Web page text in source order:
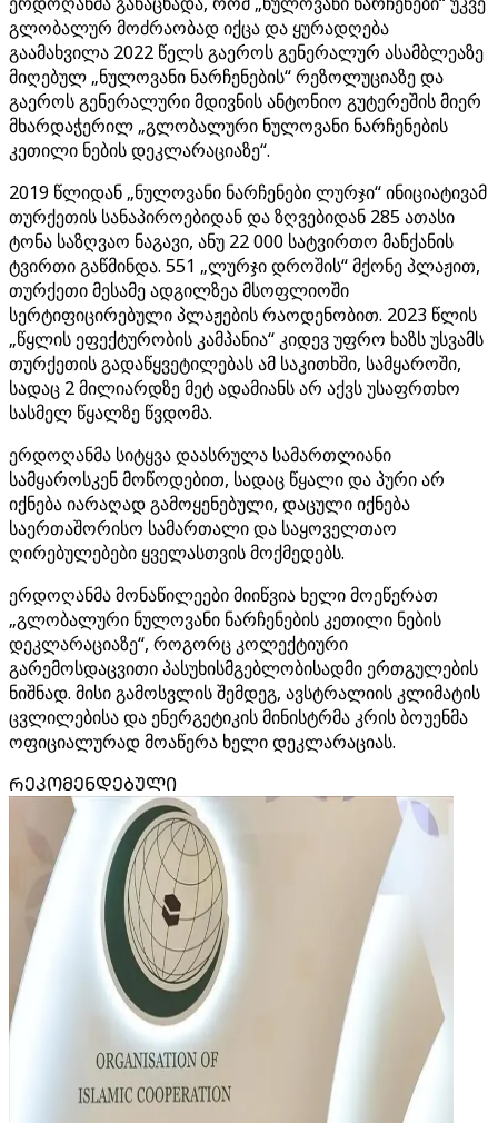
გლობალურ მოძრაობად იქცა და ყურადღება
გაამახვილა 2022 წელს გაეროს გენერალურ ასამბლეაზე
მიღებულ „ნულოვანი ნარჩენების“ რეზოლუციაზე და
გაეროს გენერალური მდივნის ანტონიო გუტერეშის მიერ
მხარდაჭერილ „გლობალური ნულოვანი ნარჩენების
კეთილი ნების დეკლარაციაზე“.
2019 წლიდან „ნულოვანი ნარჩენები ლურჯი“ ინიციატივამ
თურქეთის სანაპიროებიდან და ზღვებიდან 285 ათასი
ტონა საზღვაო ნაგავი, ანუ 22 000 სატვირთო მანქანის
ტვირთი გაწმინდა. 551 „ლურჯი დროშის“ მქონე პლაჟით,
თურქეთი მესამე ადგილზეა მსოფლიოში
სერტიფიცირებული პლაჟების რაოდენობით. 2023 წლის
„წყლის ეფექტურობის კამპანია“ კიდევ უფრო ხაზს უსვამს
თურქეთის გადაწყვეტილებას ამ საკითხში, სამყაროში,
სადაც 2 მილიარდზე მეტ ადამიანს არ აქვს უსაფრთხო
სასმელ წყალზე წვდომა.
ერდოღანმა სიტყვა დაასრულა სამართლიანი
სამყაროსკენ მოწოდებით, სადაც წყალი და პური არ
იქნება იარაღად გამოყენებული, დაცული იქნება
საერთაშორისო სამართალი და საყოველთაო
ღირებულებები ყველასთვის მოქმედებს.
ერდოღანმა მონაწილეები მიიწვია ხელი მოეწერათ
„გლობალური ნულოვანი ნარჩენების კეთილი ნების
დეკლარაციაზე“, როგორც კოლექტიური
გარემოსდაცვითი პასუხისმგებლობისადმი ერთგულების
ნიშნად. მისი გამოსვლის შემდეგ, ავსტრალიის კლიმატის
ცვლილებისა და ენერგეტიკის მინისტრმა კრის ბოუენმა
ოფიციალურად მოაწერა ხელი დეკლარაციას.
ᲠᲔᲙᲝᲛᲔᲜᲓᲔᲑᲣᲚᲘ